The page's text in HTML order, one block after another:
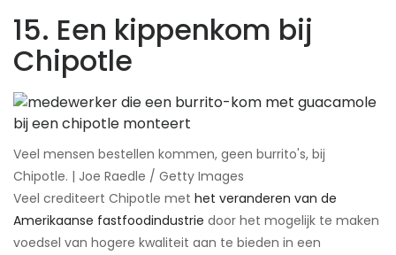
15. Een kippenkom bij
Chipotle
Veel mensen bestellen kommen, geen burrito's, bij
Chipotle. | Joe Raedle / Getty Images
Veel crediteert Chipotle met het veranderen van de
Amerikaanse fastfoodindustrie door het mogelijk te maken
voedsel van hogere kwaliteit aan te bieden in een